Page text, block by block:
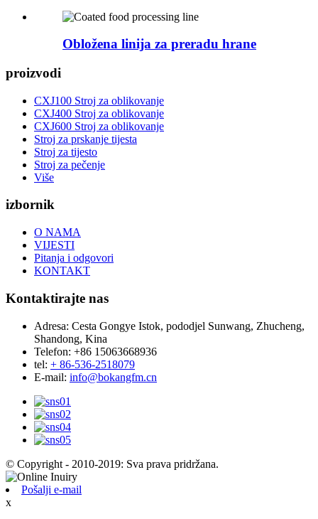
Obložena linija za preradu hrane
proizvodi
CXJ100 Stroj za oblikovanje
CXJ400 Stroj za oblikovanje
CXJ600 Stroj za oblikovanje
Stroj za prskanje tijesta
Stroj za tijesto
Stroj za pečenje
Više
izbornik
O NAMA
VIJESTI
Pitanja i odgovori
KONTAKT
Kontaktirajte nas
Adresa: Cesta Gongye Istok, pododjel Sunwang, Zhucheng,
Shandong, Kina
Telefon: +86 15063668936
tel: + 86-536-2518079
E-mail: info@bokangfm.cn
© Copyright - 2010-2019: Sva prava pridržana.
Pošalji e-mail
x